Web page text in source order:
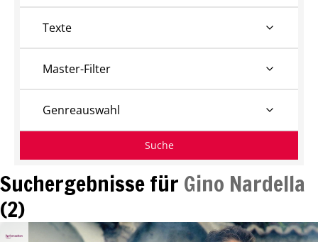
Suchergebnisse für Gino Nardella
(2)
Texte
Master-Filter
Genreauswahl
Suche